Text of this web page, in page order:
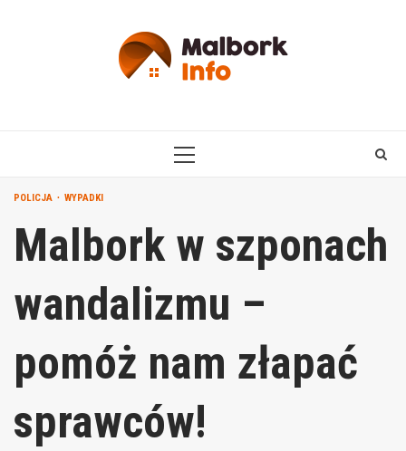
PRIMARY
POLICJA WYPADKI
Malbork w szponach
wandalizmu –
pomóż nam złapać
sprawców!